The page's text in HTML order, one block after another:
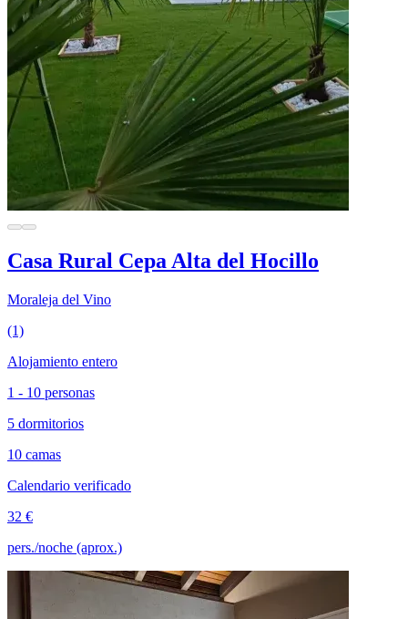
Casa Rural Cepa Alta del Hocillo
Moraleja del Vino
(1)
Alojamiento entero
1 - 10 personas
5 dormitorios
10 camas
Calendario verificado
32 €
pers./noche (aprox.)